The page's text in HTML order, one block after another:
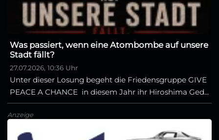
Was passiert, wenn eine Atombombe auf unsere
Stadt fällt?
27.07.2026, 10:36 Uhr
Unter dieser Losung begeht die Friedensgruppe GIVE
PEACE A CHANCE in diesem Jahr ihr Hiroshima Ged...
Anzeige